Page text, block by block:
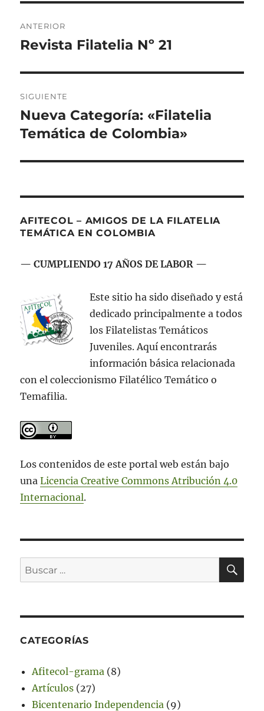
de
ANTERIOR
Entrada
Revista Filatelia Nº 21
SIGUIENTE
Entrada
siguiente:
Nueva Categoría: «Filatelia
Temática de Colombia»
AFITECOL – AMIGOS DE LA FILATELIA
TEMÁTICA EN COLOMBIA
— CUMPLIENDO 17 AÑOS DE LABOR —
Este sitio ha sido diseñado y está
dedicado principalmente a todos
los Filatelistas Temáticos
Juveniles. Aquí encontrarás
información básica relacionada
con el coleccionismo Filatélico Temático o
Temafilia.
Los contenidos de este portal web están bajo
unaLicencia Creative Commons Atribución 4.0
Internacional.
Buscar
por:
CATEGORÍAS
Afitecol-grama (8)
Artículos (27)
Bicentenario Independencia (9)